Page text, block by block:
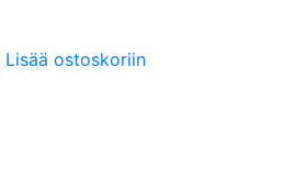
Lisää ostoskoriin